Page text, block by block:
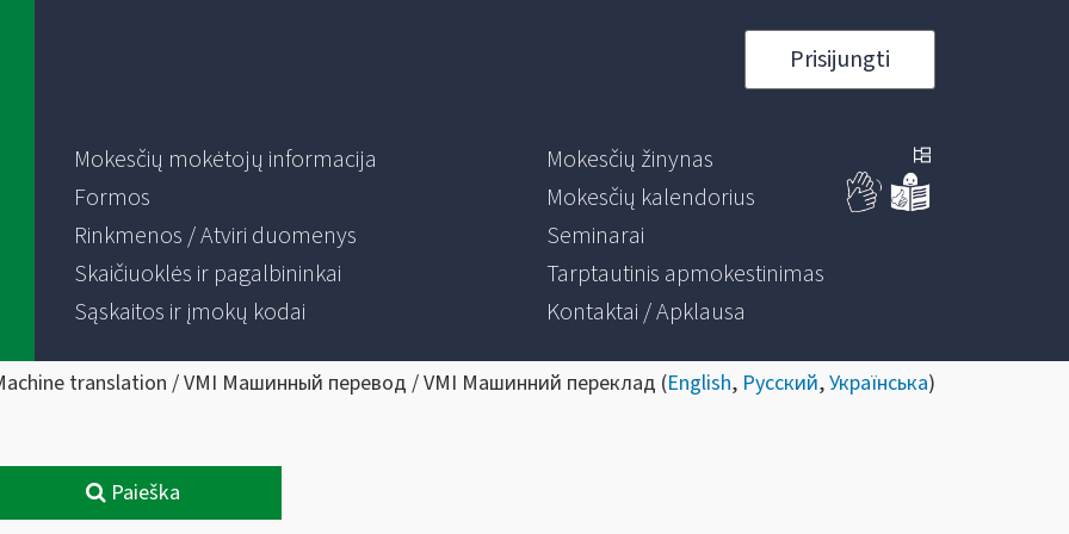
Prisijungti
Mokesčių mokėtojų informacija
Formos
Rinkmenos / Atviri duomenys
Skaičiuoklės ir pagalbininkai
Sąskaitos ir įmokų kodai
Mokesčių žinynas
Mokesčių kalendorius
Seminarai
Tarptautinis apmokestinimas
Kontaktai / Apklausa
translation / VMI Машинный перевод / VMI Машинний переклад (English, Русский,Українська)
Paieška